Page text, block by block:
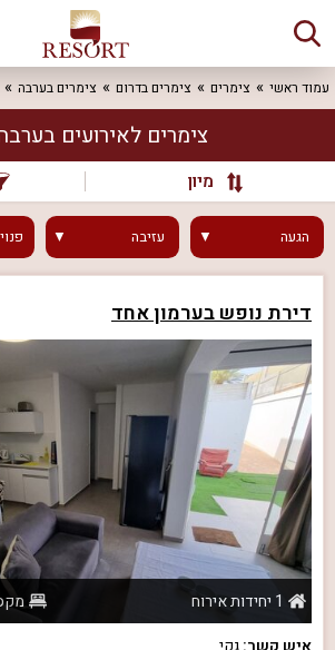
עמוד ראשי צימרים צימרים בדרום צימרים בערבה
צימרים לאירועים
מיון
הגעה עזיבה
דירת נופש בערמון אחד
1 יחידות אירוח